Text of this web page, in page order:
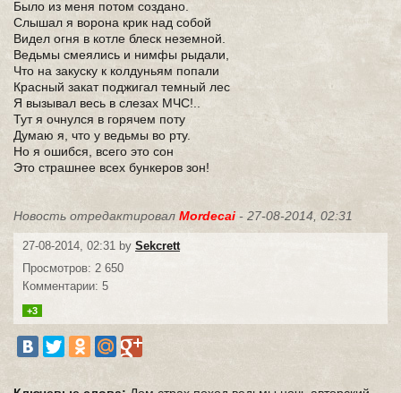
Было из меня потом создано.
Слышал я ворона крик над собой
Видел огня в котле блеск неземной.
Ведьмы смеялись и нимфы рыдали,
Что на закуску к колдуньям попали
Красный закат поджигал темный лес
Я вызывал весь в слезах МЧС!..
Тут я очнулся в горячем поту
Думаю я, что у ведьмы во рту.
Но я ошибся, всего это сон
Это страшнее всех бункеров зон!
Новость отредактировал Mordecai - 27-08-2014, 02:31
27-08-2014, 02:31 by Sekcrett
Просмотров: 2 650
Комментарии: 5
+3